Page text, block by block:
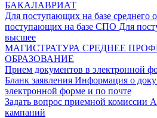
БАКАЛАВРИАТ
Для поступающих на базе среднего
поступающих на базе СПО Для
высшее
МАГИСТРАТУРА СРЕДНЕЕ
ОБРАЗОВАНИЕ
Прием документов в электронной
Бланк заявления Информация о
электронной форме и по почте
Задать вопрос приемной комиссии
кампаний